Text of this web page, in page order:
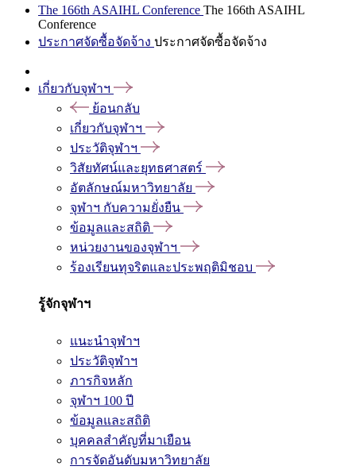
The 166th ASAIHL Conference The 166th ASAIHL
Conference
ประกาศจัดซื้อจัดจ้าง ประกาศจัดซื้อจัดจ้าง
เกี่ยวกับจุฬาฯ
ย้อนกลับ
เกี่ยวกับจุฬาฯ
ประวัติจุฬาฯ
วิสัยทัศน์และยุทธศาสตร์
อัตลักษณ์มหาวิทยาลัย
จุฬาฯ กับความยั่งยืน
ข้อมูลและสถิติ
หน่วยงานของจุฬาฯ
ร้องเรียนทุจริตและประพฤติมิชอบ
รู้จักจุฬาฯ
แนะนำจุฬาฯ
ประวัติจุฬาฯ
ภารกิจหลัก
จุฬาฯ 100 ปี
ข้อมูลและสถิติ
บุคคลสำคัญที่มาเยือน
การจัดอันดับมหาวิทยาลัย